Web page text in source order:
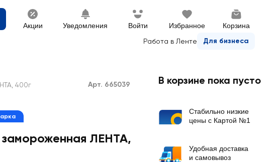
Акции Уведомления Войти Избранное Корзина
Работа в Ленте Для бизнеса
400г Арт. 665039
замороженная ЛЕНТА,
В корзине пока пусто
Стабильно низкие
цены с Картой №1
Удобная доставка
и самовывоз